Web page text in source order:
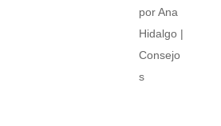
porAna
Hidalgo|
Consejo
s